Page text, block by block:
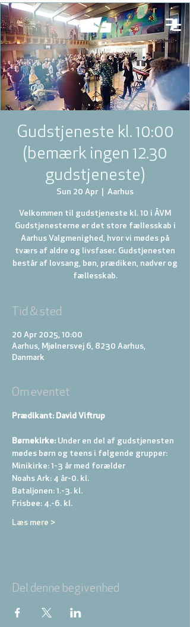
Gudstjeneste kl. 10:00
(bemærk ingen 12.30
gudstjeneste)
Sun 20 Apr Aarhus
Velkommen til gudstjeneste kl. 10 i ÅVM
Gudstjenesterne er det store fællesskab i
Aarhus Valgmenighed, hvor vi mødes på
tværs af aldre og livsfaser. Gudstjenesten
består af lovsang, bøn, prædiken, nadver og
fællesskab.
Tid & sted
20 Apr 2025, 10:00
Aarhus, Mjølnersvej 6, 8230 Aarhus,
Danmark
Om eventet
Prædikant: David Viftrup
Børnekirke: Under en del af gudstjenesten
mødes børn og teens i følgende grupper:
Minikirke: 1-3 år med forælder
Noahs Ark: 4 år-0. kl.
Bataljonen: 1.-3. kl.
Frisbee: 4.-6. kl.
Læs mere >
Del denne begivenhed